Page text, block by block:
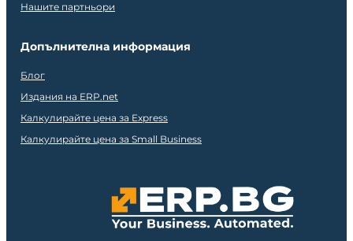
Нашите партньори
Допълнителна информация
Блог
Издания на ERP.net
Калкулирайте цена за Express
Калкулирайте цена за Small Business